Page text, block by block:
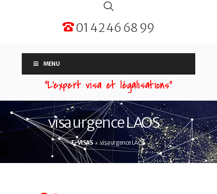
01 42 46 68 99
MENU
“L'expert visa et légalisations”
visa urgence LAOS
E-VISAS visa urgence LAOS